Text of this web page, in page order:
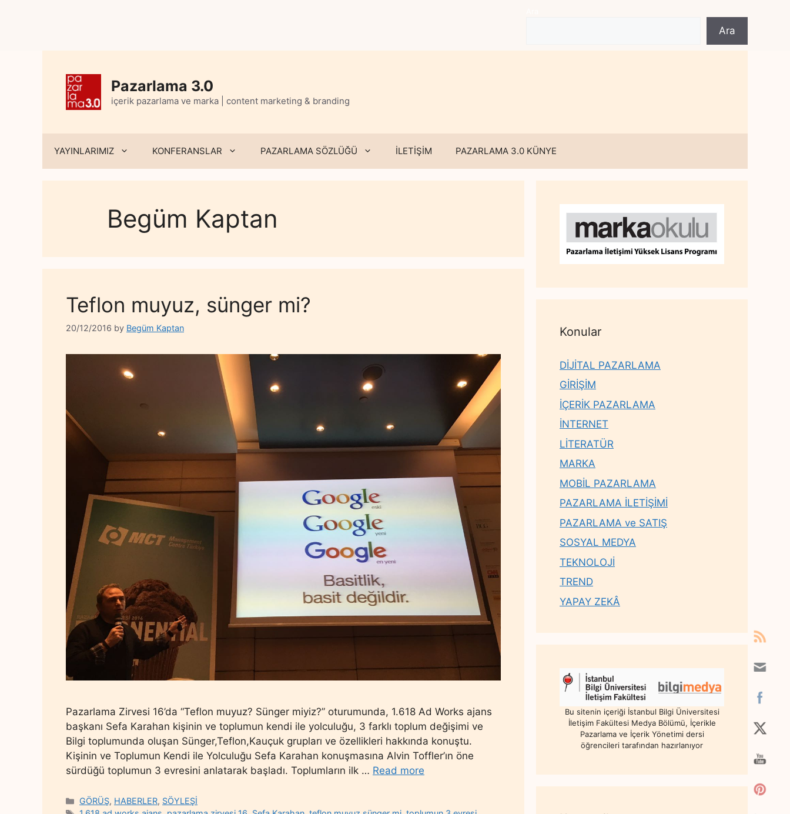
Ara
Pazarlama 3.0
içerik pazarlama ve marka | content marketing & branding
YAYINLARIMIZ KONFERANSLAR PAZARLAMA SÖZLÜĞÜ İLETİŞİM PAZARLAMA 3.0 KÜNYE
Begüm Kaptan
Teflon muyuz, sünger mi?
20/12/2016 by Begüm Kaptan
Pazarlama Zirvesi 16’da “Teflon muyuz? Sünger miyiz?” oturumunda, 1.618 Ad Works ajans
başkanı Sefa Karahan kişinin ve toplumun kendi ile yolculuğu, 3 farklı toplum değişimi ve
Bilgi toplumunda oluşan Sünger,Teflon,Kauçuk grupları ve özellikleri hakkında konuştu.
Kişinin ve Toplumun Kendi ile Yolculuğu Sefa Karahan konuşmasına Alvin Toffler’ın öne
sürdüğü toplumun 3 evresini anlatarak başladı. Toplumların ilk … Read more
Categories
GÖRÜŞ, HABERLER, SÖYLEŞİ
Konular
DİJİTAL PAZARLAMA
GİRİŞİM
İÇERİK PAZARLAMA
İNTERNET
LİTERATÜR
MARKA
MOBİL PAZARLAMA
PAZARLAMA İLETİŞİMİ
PAZARLAMA ve SATIŞ
SOSYAL MEDYA
TEKNOLOJİ
TREND
YAPAY ZEKÂ
Bu sitenin içeriği İstanbul Bilgi Üniversitesi
İletişim Fakültesi Medya Bölümü, İçerikle
Pazarlama ve İçerik Yönetimi dersi
öğrencileri tarafından hazırlanıyor